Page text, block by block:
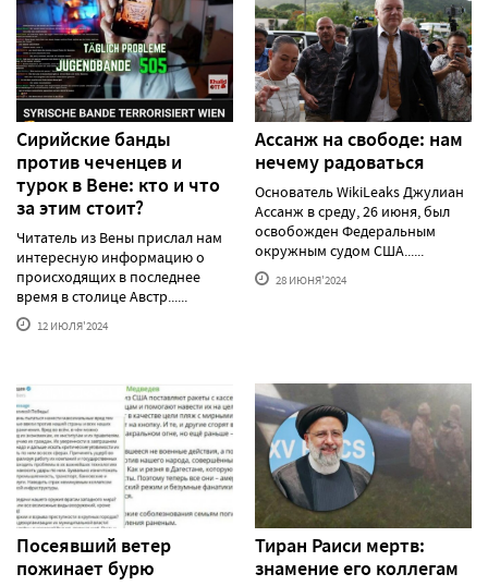
Сирийские банды
против чеченцев и
турок в Вене: кто и что
за этим стоит?
Читатель из Вены прислал нам
интересную информацию о
происходящих в последнее
время в столице Австр......
12 ИЮЛЯ'2024
Ассанж на свободе: нам
нечему радоваться
Основатель WikiLeaks Джулиан
Ассанж в среду, 26 июня, был
освобожден Федеральным
окружным судом США......
28 ИЮНЯ'2024
Посеявший ветер
пожинает бурю
Тиран Раиси мертв:
знамение его коллегам